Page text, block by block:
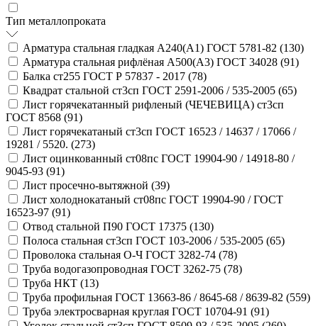
Тип металлопроката
Арматура стальная гладкая А240(А1) ГОСТ 5781-82 (130)
Арматура стальная рифлёная А500(А3) ГОСТ 34028 (91)
Балка ст255 ГОСТ Р 57837 - 2017 (78)
Квадрат стальной ст3сп ГОСТ 2591-2006 / 535-2005 (65)
Лист горячекатанный рифленый (ЧЕЧЕВИЦА) ст3сп
ГОСТ 8568 (91)
Лист горячекатаный ст3сп ГОСТ 16523 / 14637 / 17066 /
19281 / 5520. (273)
Лист оцинкованный ст08пс ГОСТ 19904-90 / 14918-80 /
9045-93 (91)
Лист просечно-вытяжной (39)
Лист холоднокатаный ст08пс ГОСТ 19904-90 / ГОСТ
16523-97 (91)
Отвод стальной П90 ГОСТ 17375 (130)
Полоса стальная ст3сп ГОСТ 103-2006 / 535-2005 (65)
Проволока стальная О-Ч ГОСТ 3282-74 (78)
Труба водогазопроводная ГОСТ 3262-75 (78)
Труба НКТ (13)
Труба профильная ГОСТ 13663-86 / 8645-68 / 8639-82 (559)
Труба электросварная круглая ГОСТ 10704-91 (91)